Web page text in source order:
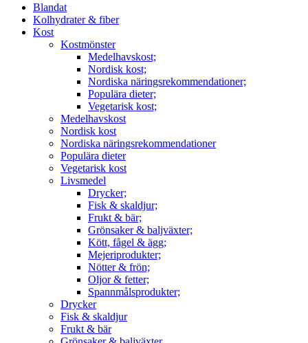
Blandat
Kolhydrater & fiber
Kost
Kostmönster
Medelhavskost;
Nordisk kost;
Nordiska näringsrekommendationer;
Populära dieter;
Vegetarisk kost;
Medelhavskost
Nordisk kost
Nordiska näringsrekommendationer
Populära dieter
Vegetarisk kost
Livsmedel
Drycker;
Fisk & skaldjur;
Frukt & bär;
Grönsaker & baljväxter;
Kött, fågel & ägg;
Mejeriprodukter;
Nötter & frön;
Oljor & fetter;
Spannmålsprodukter;
Drycker
Fisk & skaldjur
Frukt & bär